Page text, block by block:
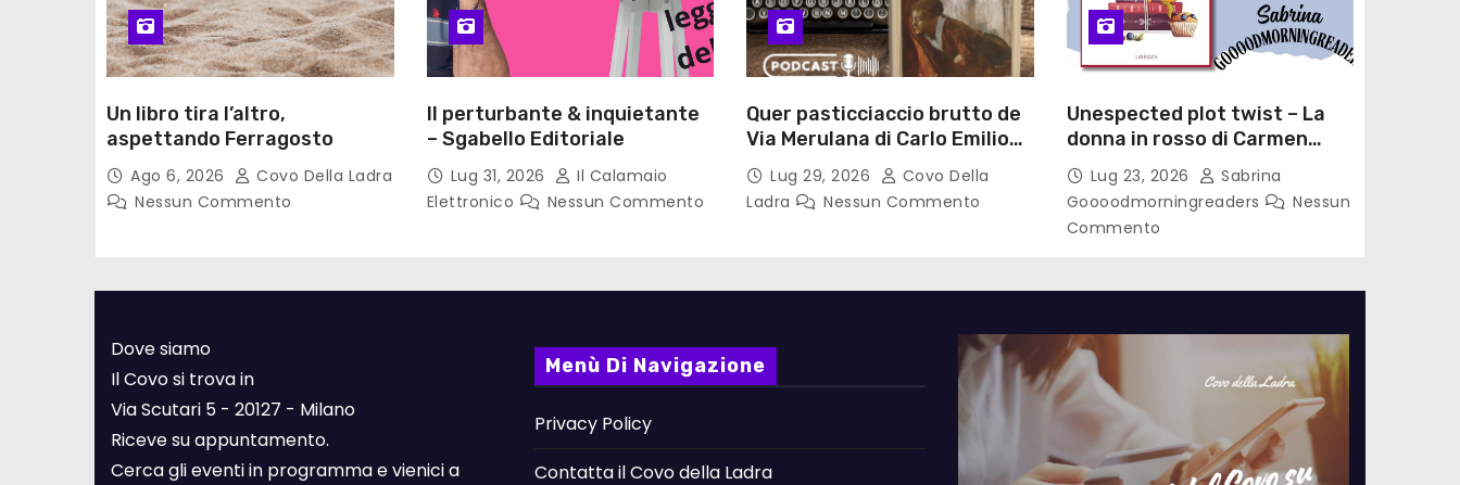
Un libro tira l’altro,
aspettando Ferragosto
Ago 6, 2026
Covo Della Ladra
Nessun Commento
Il perturbante & inquietante
– Sgabello Editoriale
Lug 31, 2026
Il Calamaio
Elettronico
Nessun Commento
Quer pasticciaccio brutto de
Via Merulana di Carlo Emilio
Gadda – Pollicino. Briciole di
lettura
Lug 29, 2026
Covo Della
Ladra
Nessun Commento
Unespected plot twist – La
donna in rosso di Carmen
Laterza
Lug 23, 2026
Sabrina
Goooodmorningreaders
Nessun
Commento
Dove siamo
Il Covo si trova in
Via Scutari 5 - 20127 - Milano
Riceve su appuntamento.
Cerca gli eventi in programma e vienici a
Menù Di Navigazione
Privacy Policy
Contatta il Covo della Ladra